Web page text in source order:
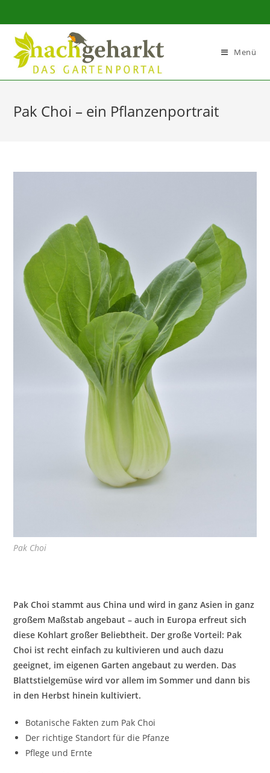
Sidebar-
Inhalt
Menü
Pak Choi – ein Pflanzenportrait
Pak Choi
Pak Choi stammt aus China und wird in ganz Asien in ganz
großem Maßstab angebaut – auch in Europa erfreut sich
diese Kohlart großer Beliebtheit. Der große Vorteil: Pak
Choi ist recht einfach zu kultivieren und auch dazu
geeignet, im eigenen Garten angebaut zu werden. Das
Blattstielgemüse wird vor allem im Sommer und dann bis
in den Herbst hinein kultiviert.
Botanische Fakten zum Pak Choi
Der richtige Standort für die Pfanze
Pflege und Ernte